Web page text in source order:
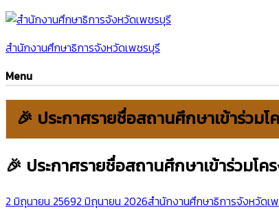
สำนักงานศึกษาธิการจังหวัดเพชรบุรี
Menu
🎉 ประกาศรายชื่อสถานศึกษาเข้าร่วมโ
🎉 ประกาศรายชื่อสถานศึกษาเข้าร่วมโค
2 มิถุนายน 25692 มิถุนายน 2026สำนักงานศึกษาธิการจังหวัดเ